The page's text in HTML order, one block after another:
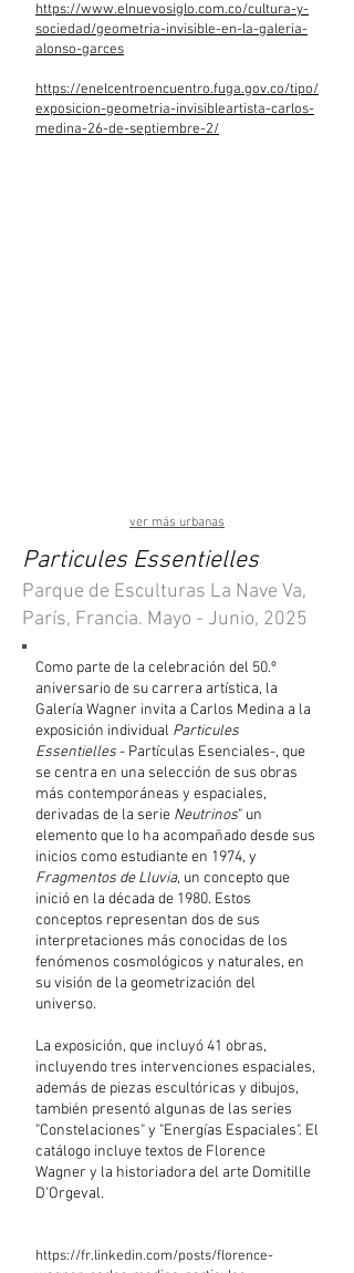
https://www.elnuevosiglo.com.co/cultura-y-
sociedad/geometria-invisible-en-la-galeria-
alonso-garces
https://enelcentroencuentro.fuga.gov.co/tipo/
exposicion-geometria-invisibleartista-carlos-
medina-26-de-septiembre-2/
ver más urbanas
Particules Essentielles
Parque de Esculturas La Nave Va,
París, Francia. Mayo - Junio, 2025
Como parte de la celebración del 50.º
aniversario de su carrera artística, la
Galería Wagner invita a Carlos Medina a la
exposición individual Particules
Essentielles- Partículas Esenciales-, que
se centra en una selección de sus obras
más contemporáneas y espaciales,
derivadas de la serie Neutrinos" un
elemento que lo ha acompañado desde sus
inicios como estudiante en 1974, y
Fragmentos de Lluvia, un concepto que
inició en la década de 1980. Estos
conceptos representan dos de sus
interpretaciones más conocidas de los
fenómenos cosmológicos y naturales, en
su visión de la geometrización del
universo.
La exposición, que incluyó 41 obras,
incluyendo tres intervenciones espaciales,
además de piezas escultóricas y dibujos,
también presentó algunas de las series
"Constelaciones" y "Energías Espaciales". El
catálogo incluye textos de Florence
Wagner y la historiadora del arte Domitille
D'Orgeval.
https://fr.linkedin.com/posts/florence-